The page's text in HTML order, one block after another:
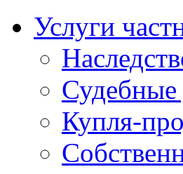
Услуги
Судебные
Купля-